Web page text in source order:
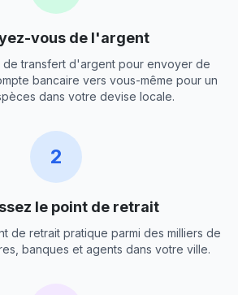
vous de l'argent
de transfert d'argent pour envoyer de
bancaire vers vous-même pour un
dans votre devise locale.
2
le point de retrait
de retrait pratique parmi des milliers de
banques et agents dans votre ville.